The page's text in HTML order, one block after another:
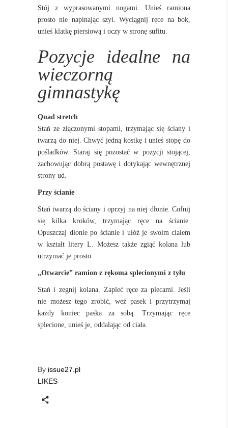
Stój z wyprasowanymi nogami. Unieś ramiona
prosto nie napinając szyi. Wyciągnij ręce na bok,
unieś klatkę piersiową i oczy w stronę sufitu.
Pozycje idealne na
wieczorną
gimnastykę
Quad stretch
Stań ze złączonymi stopami, trzymając się ściany i
twarzą do niej. Chwyć jedną kostkę i unieś stopę do
pośladków. Staraj się pozostać w pozycji stojącej,
zachowując dobrą postawę i dotykając wewnętrznej
strony ud.
Przy ścianie
Stań twarzą do ściany i oprzyj na niej dłonie. Cofnij
się kilka kroków, trzymając ręce na ścianie.
Opuszczaj dłonie po ścianie i ułóż je swoim ciałem
w kształt litery L. Możesz także zgiąć kolana lub
utrzymać je prosto.
„Otwarcie” ramion z rękoma splecionymi z tyłu
Stań i zegnij kolana. Zapleć ręce za plecami. Jeśli
nie możesz tego zrobić, weź pasek i przytrzymaj
każdy koniec paska za sobą. Trzymając ręce
splecione, unieś je, oddalając od ciała.
By issue27.pl
LIKES